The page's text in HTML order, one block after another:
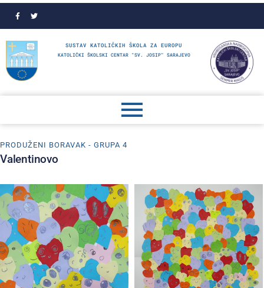
SUSTAV KATOLIČKIH ŠKOLA ZA EUROPU
KATOLIČKI ŠKOLSKI CENTAR "SV. JOSIP" SARAJEVO
PRODUŽENI BORAVAK - GRUPA 4
Valentinovo